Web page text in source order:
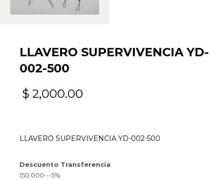
LLAVERO SUPERVIVENCIA YD-
002-500
$ 2,000.00
LLAVERO SUPERVIVENCIA YD-002-500
Descuento Transferencia
150.000---5%